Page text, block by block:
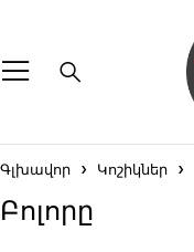
Գլխավոր Կոշիկներ
Բոլորը